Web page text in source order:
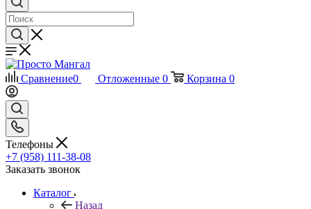
Сравнение0 Отложенные 0 Корзина 0
Телефоны
+7 (958) 111-38-08
Заказать звонок
Каталог
Назад